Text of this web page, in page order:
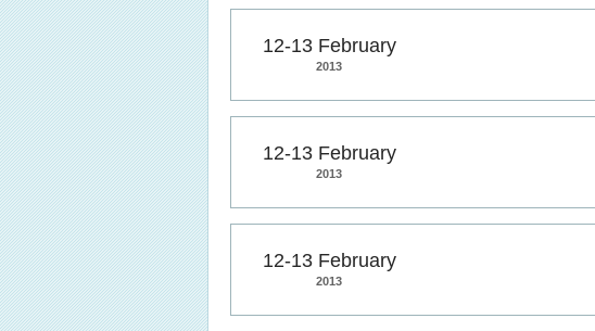
12-13 February
2013
12-13 February
2013
12-13 February
2013